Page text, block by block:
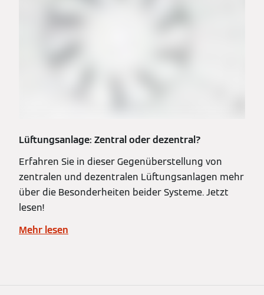
Lüftungsanlage: Zentral oder dezentral?
Erfahren Sie in dieser Gegenüberstellung von
zentralen und dezentralen Lüftungsanlagen mehr
über die Besonderheiten beider Systeme. Jetzt
lesen!
Mehr lesen